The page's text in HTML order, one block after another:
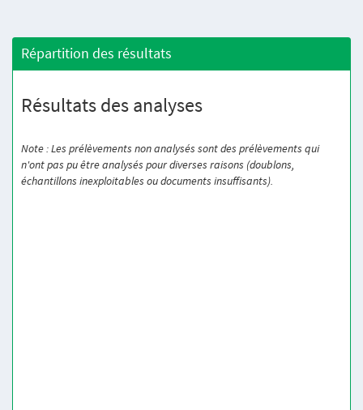
Répartition des résultats
Résultats des analyses
Note : Les prélèvements non analysés sont des prélèvements qui
n'ont pas pu être analysés pour diverses raisons (doublons,
échantillons inexploitables ou documents insuffisants).